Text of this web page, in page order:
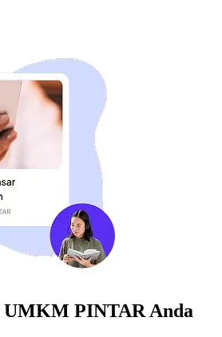
UMKM PINTAR Anda